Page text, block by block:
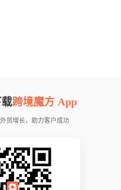
跨境魔方 App
贸增长，助力客户成功